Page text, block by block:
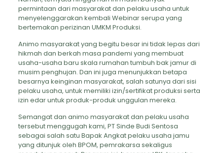
permintaan dari masyarakat dan pelaku usaha untuk
menyelenggarakan kembali Webinar serupa yang
bertemakan perizinan UMKM Produksi.
Animo masyarakat yang begitu besar ini tidak lepas dari
hikmah dan berkah masa pandemi yang membuat
usaha-usaha baru skala rumahan tumbuh bak jamur di
musim penghujan. Dan ini juga menunjukkan betapa
besarnya keinginan masyarakat, salah satunya dari sisi
pelaku usaha, untuk memiliki izin/sertifikat produksi serta
izin edar untuk produk-produk unggulan mereka.
Semangat dan animo masyarakat dan pelaku usaha
tersebut menggugah kami, PT Sinde Budi Sentosa
sebagai salah satu Bapak Angkat pelaku usaha jamu
yang ditunjuk oleh BPOM, pemrakarsa sekaligus